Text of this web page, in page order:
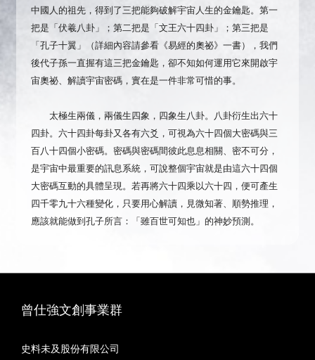
中國人的祖先，得到了三把能夠破解宇宙人生的金鑰匙。第一
把是「伏羲八卦」；第二把是「文王六十四卦」；第三把是
「孔子十翼」（詳細內容請參看《易經的奧祕》一書），我們
後代子孫一直握有這三把金鑰匙，卻不知如何運用它來開啟宇
宙奧祕、解讀宇宙密碼，實在是一件非常可惜的事。
太極生兩儀，兩儀生四象，四象生八卦。八卦衍生出六十
四卦。六十四卦每卦又各有六爻，可視為六十四個大密碼與三
百八十四個小密碼。密碼與密碼間彼此息息相關、密不可分，
是宇宙中最重要的訊息系統，可說整個宇宙就是由這六十四個
大密碼互動的具體呈現。若再將六十四乘以六十四，便可產生
四千零九十六種變化，只要用心解讀，見微知著、順勢推理，
應該就能做到孔子所言：「雖百世可知也」的神妙預測。
曾仕強文創事業群
史料未及股份有限公司